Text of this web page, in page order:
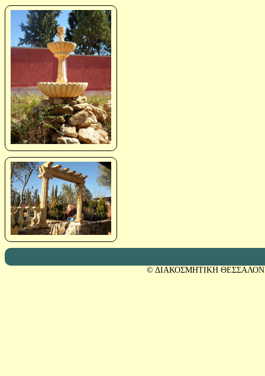
© ΔΙΑΚΟΣΜΗΤΙΚΗ